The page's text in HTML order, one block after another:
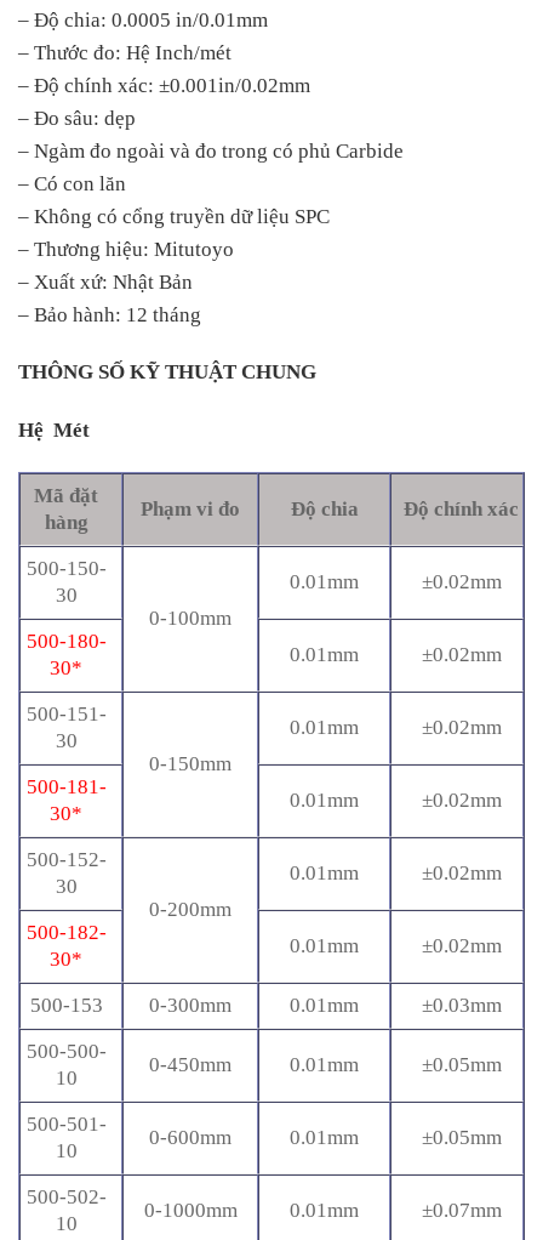
– Độ chia: 0.0005 in/0.01mm
– Thước đo: Hệ Inch/mét
– Độ chính xác: ±0.001in/0.02mm
– Đo sâu: dẹp
– Ngàm đo ngoài và đo trong có phủ Carbide
– Có con lăn
– Không có cổng truyền dữ liệu SPC
– Thương hiệu: Mitutoyo
– Xuất xứ: Nhật Bản
– Bảo hành: 12 tháng
THÔNG SỐ KỸ THUẬT CHUNG
Hệ Mét
Mã đặt
hàng
Phạm vi đo Độ chia Độ chính xác
500-150-
30
0-100mm
0.01mm ±0.02mm
500-180-
30*
0.01mm ±0.02mm
500-151-
30
0-150mm
0.01mm ±0.02mm
500-181-
30*
0.01mm ±0.02mm
500-152-
30
0-200mm
0.01mm ±0.02mm
500-182-
30*
0.01mm ±0.02mm
500-153 0-300mm 0.01mm
±0.03mm
500-500-
10
0-450mm 0.01mm ±0.05mm
500-501-
10
0-600mm 0.01mm ±0.05mm
500-502-
10
0-1000mm 0.01mm ±0.07mm